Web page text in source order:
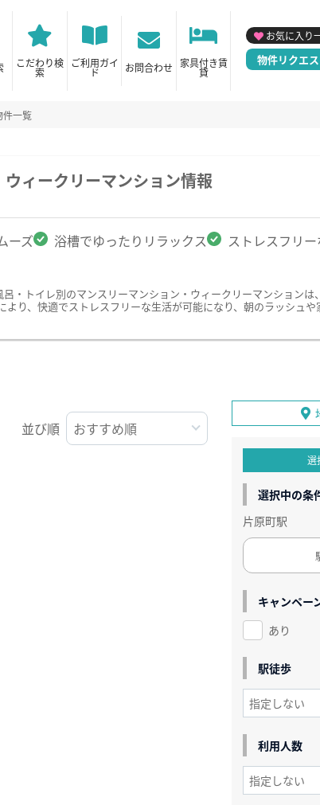
こだわり検
索
ご利用ガイ
ド お問合わせ 家具付き賃
貸
お気に入り
物件リクエ
件一覧
ィークリーマンション情報
ーズ 浴槽でゆったりリラックス ストレスフリ
・トイレ別のマンスリーマンション・ウィークリーマンションは
り、快適でストレスフリーな生活が可能になり、朝のラッシュ
並び順
選
選択中の条
片原町駅
キャンペー
あり
駅徒歩
利用人数